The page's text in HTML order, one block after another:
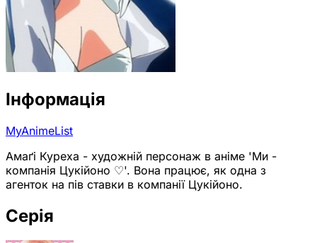
Інформація
MyAnimeList
Амаґі Куреха - художній персонаж в аніме 'Ми -
компанія Цукійоно ♡'. Вона працює, як одна з
агенток на пів ставки в компанії Цукійоно.
Серія